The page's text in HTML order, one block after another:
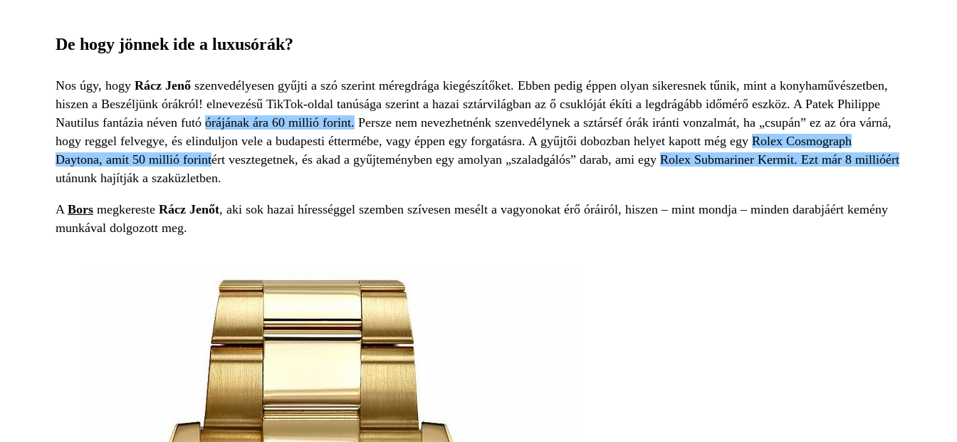
De hogy jönnek ide a luxusórák?
Nos úgy, hogy Rácz Jenő szenvedélyesen gyűjti a szó szerint méregdrága kiegészítőket. Ebben pedig éppen olyan sikeresnek tűnik, mint a konyhaművészetben,
hiszen a Beszéljünk órákról! elnevezésű TikTok-oldal tanúsága szerint a hazai sztárvilágban az ő csuklóját ékíti a legdrágább időmérő eszköz. A Patek Philippe
Nautilus fantázia néven futó órájának ára 60 millió forint. Persze nem nevezhetnénk szenvedélynek a sztárséf órák iránti vonzalmát, ha „csupán” ez az óra várná,
hogy reggel felvegye, és elinduljon vele a budapesti éttermébe, vagy éppen egy forgatásra. A gyűjtői dobozban helyet kapott még egy Rolex Cosmograph
Daytona, amit 50 millió forintért vesztegetnek, és akad a gyűjteményben egy amolyan „szaladgálós” darab, ami egy Rolex Submariner Kermit. Ezt már 8 millióért
utánunk hajítják a szaküzletben.
A Bors megkereste Rácz Jenőt, aki sok hazai hírességgel szemben szívesen mesélt a vagyonokat érő óráiról, hiszen – mint mondja – minden darabjáért kemény
munkával dolgozott meg.